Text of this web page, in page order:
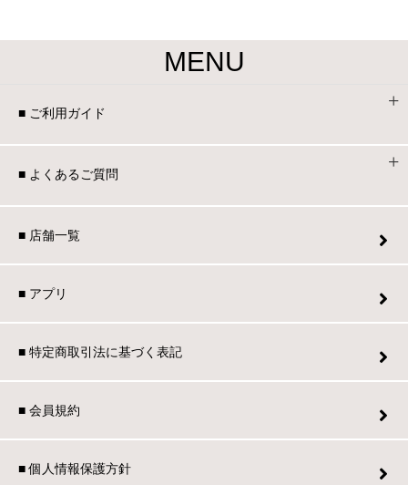
MENU
■ ご利用ガイド
■ よくあるご質問
■ 店舗一覧
■ アプリ
■ 特定商取引法に基づく表記
■ 会員規約
■ 個人情報保護方針